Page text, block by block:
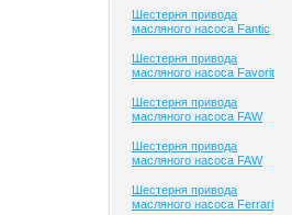
Шестерня привода
масляного насоса Fantic
Шестерня привода
масляного насоса Favorit
Шестерня привода
масляного насоса FAW
Шестерня привода
масляного насоса FAW
Шестерня привода
масляного насоса Ferrari